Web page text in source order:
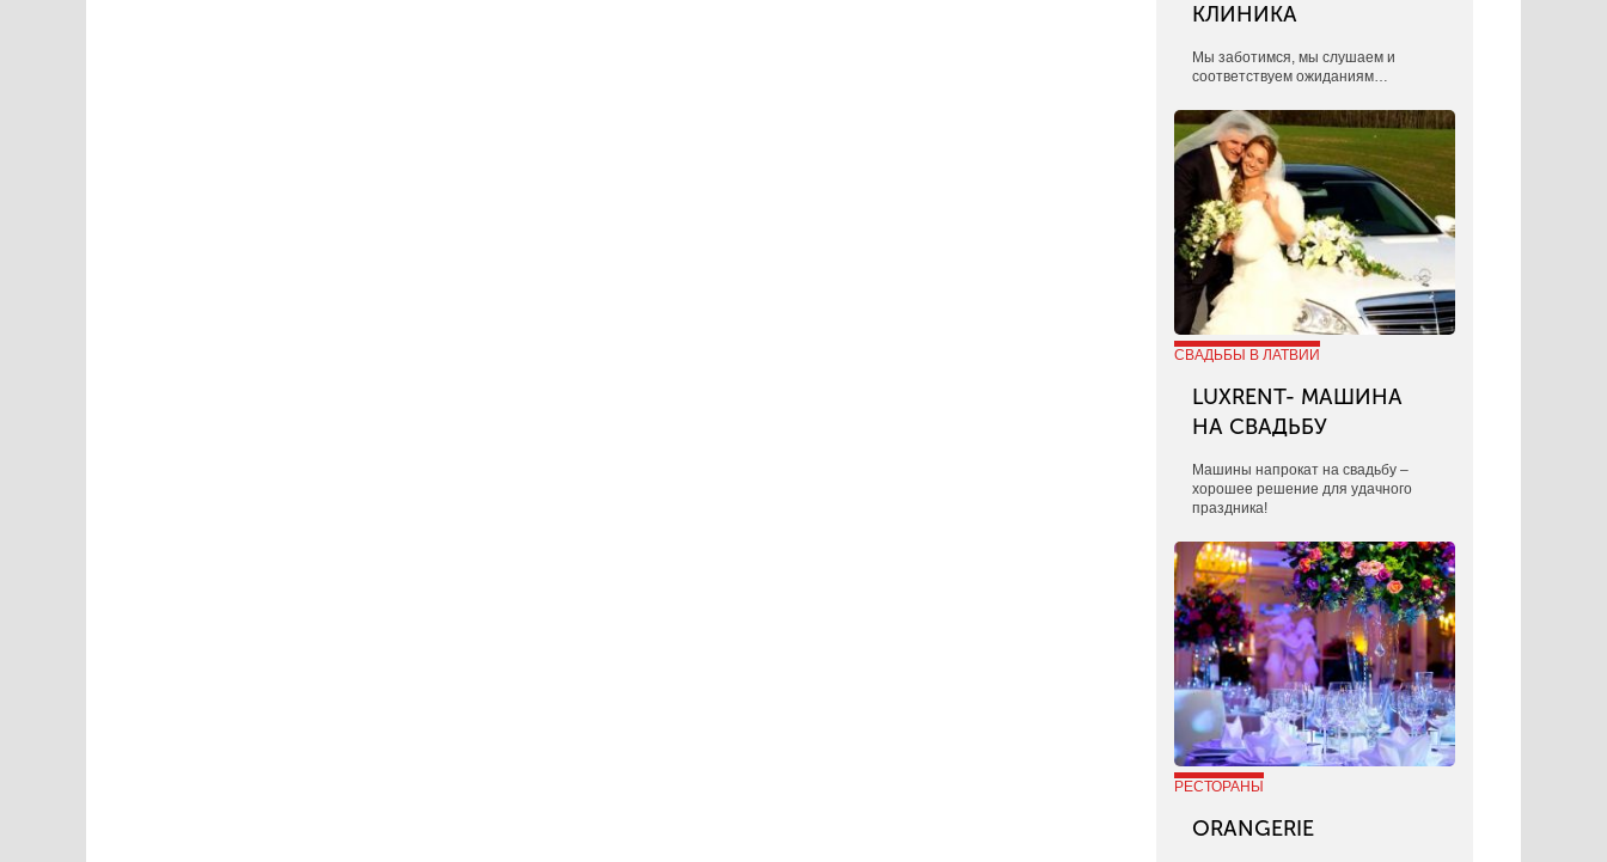
КЛИНИКА
​Мы заботимся, мы слушаем и
соответствуем ожиданиям…
СВАДЬБЫ В ЛАТВИИ
LUXRENT- МАШИНА
НА СВАДЬБУ
​Машины напрокат на свадьбу –
хорошее решение для удачного
праздника!
РЕСТОРАНЫ
ORANGERIE